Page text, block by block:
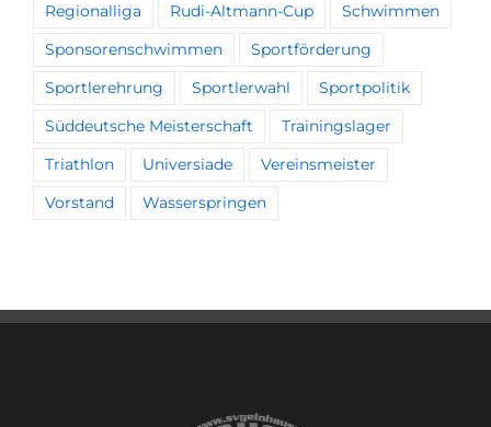
Regionalliga Rudi-Altmann-Cup Schwimmen
Sponsorenschwimmen Sportförderung
Sportlerehrung Sportlerwahl Sportpolitik
Süddeutsche Meisterschaft Trainingslager
Triathlon Universiade Vereinsmeister
Vorstand Wasserspringen